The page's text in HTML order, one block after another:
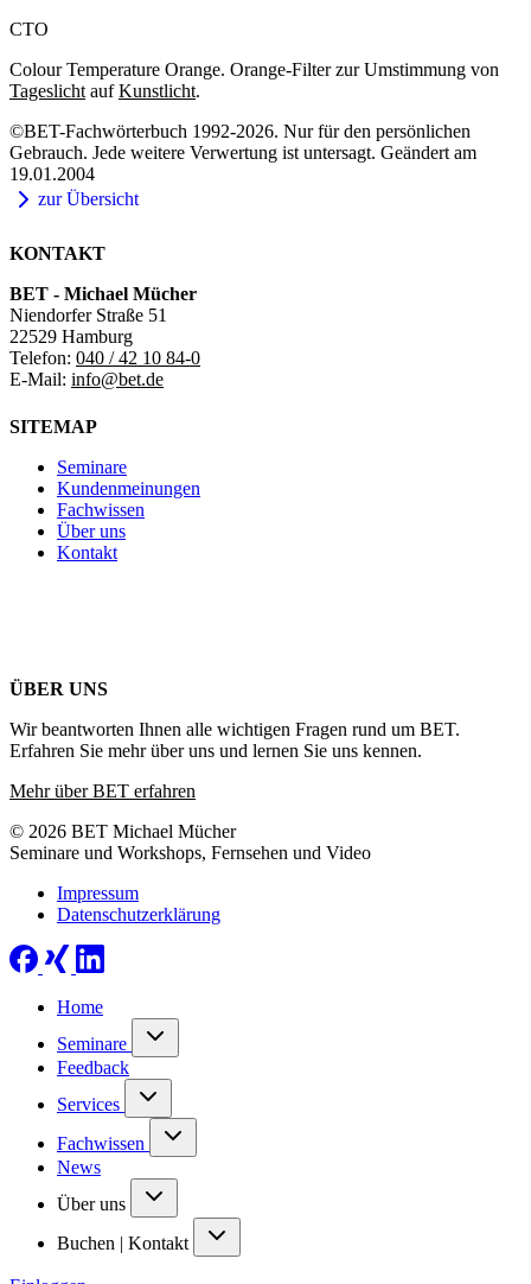
CTO
Colour Temperature Orange. Orange-Filter zur Umstimmung von
Tageslicht aufKunstlicht.
©BET-Fachwörterbuch 1992-2026. Nur für den persönlichen
Gebrauch. Jede weitere Verwertung ist untersagt. Geändert am
19.01.2004
zur Übersicht
KONTAKT
BET - Michael Mücher
Niendorfer Straße 51
22529 Hamburg
Telefon: 040 / 42 10 84-0
E-Mail: info@bet.de
SITEMAP
Seminare
Kundenmeinungen
Fachwissen
Über uns
Kontakt
ÜBER UNS
Wir beantworten Ihnen alle wichtigen Fragen rund um BET.
Erfahren Sie mehr über uns und lernen Sie uns kennen.
Mehr über BET erfahren
© 2026 BET Michael Mücher
Seminare und Workshops, Fernsehen und Video
Impressum
Datenschutzerklärung
Home
Seminare
Feedback
Services
Fachwissen
News
Über uns
Buchen | Kontakt